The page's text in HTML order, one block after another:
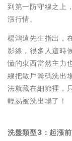
到第一防守線之上
漲行情。
楊鴻遠先生指出，
影線，很多人這時
懂的東西當然主力
線把散戶籌碼洗出
法就藏在細節裡，
輕易被洗出場了！
洗盤類型3：起漲